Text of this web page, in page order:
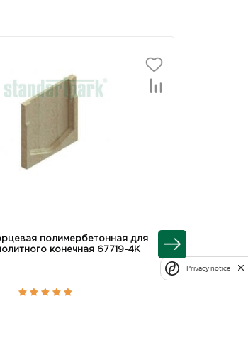
полимербетонная для
конечная 67719-4К
Privacy notice